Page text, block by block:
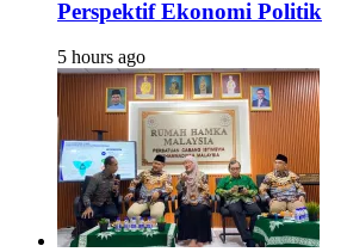
Perspektif Ekonomi Politik
5 hours ago